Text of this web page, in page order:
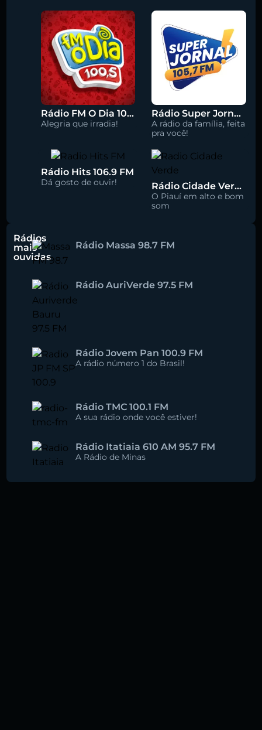
Rádio FM O Dia 100.5
Alegria que irradia!
Rádio Super Jornal 105.7 FM
A rádio da família, feita
pra você!
Rádio Hits 106.9 FM
Dá gosto de ouvir! Rádio Cidade Verde 93.5 FM
O Piauí em alto e bom
som
Rádios
mais
ouvidas
Rádio Massa 98.7 FM
Rádio AuriVerde 97.5 FM
Rádio Jovem Pan 100.9 FM
A rádio número 1 do Brasil!
Rádio TMC 100.1 FM
A sua rádio onde você estiver!
Rádio Itatiaia 610 AM 95.7 FM
A Rádio de Minas